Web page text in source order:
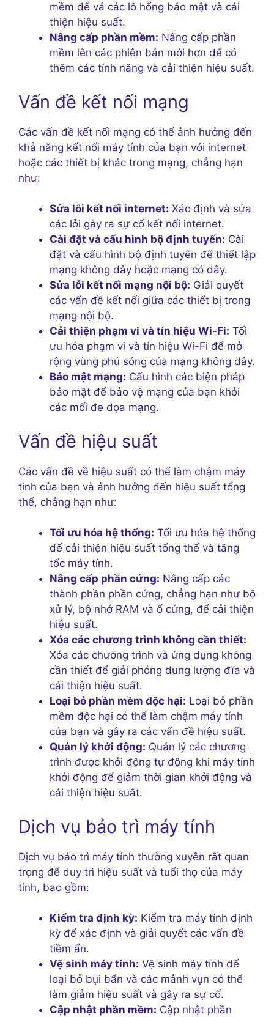
mềm để vá các lỗ hổng bảo mật và cải
thiện hiệu suất.
Nâng cấp phần mềm: Nâng cấp phần
mềm lên các phiên bản mới hơn để có
thêm các tính năng và cải thiện hiệu suất.
Vấn đề kết nối mạng
Các vấn đề kết nối mạng có thể ảnh hưởng đến
khả năng kết nối máy tính của bạn với internet
hoặc các thiết bị khác trong mạng, chẳng hạn
như:
Sửa lỗi kết nối internet: Xác định và sửa
các lỗi gây ra sự cố kết nối internet.
Cài đặt và cấu hình bộ định tuyến: Cài
đặt và cấu hình bộ định tuyến để thiết lập
mạng không dây hoặc mạng có dây.
Sửa lỗi kết nối mạng nội bộ: Giải quyết
các vấn đề kết nối giữa các thiết bị trong
mạng nội bộ.
Cải thiện phạm vi và tín hiệu Wi-Fi: Tối
ưu hóa phạm vi và tín hiệu Wi-Fi để mở
rộng vùng phủ sóng của mạng không dây.
Bảo mật mạng: Cấu hình các biện pháp
bảo mật để bảo vệ mạng của bạn khỏi
các mối đe dọa mạng.
Vấn đề hiệu suất
Các vấn đề về hiệu suất có thể làm chậm máy
tính của bạn và ảnh hưởng đến hiệu suất tổng
thể, chẳng hạn như:
Tối ưu hóa hệ thống: Tối ưu hóa hệ thống
để cải thiện hiệu suất tổng thể và tăng
tốc máy tính.
Nâng cấp phần cứng: Nâng cấp các
thành phần phần cứng, chẳng hạn như bộ
xử lý, bộ nhớ RAM và ổ cứng, để cải thiện
hiệu suất.
Xóa các chương trình không cần thiết:
Xóa các chương trình và ứng dụng không
cần thiết để giải phóng dung lượng đĩa và
cải thiện hiệu suất.
Loại bỏ phần mềm độc hại: Loại bỏ phần
mềm độc hại có thể làm chậm máy tính
của bạn và gây ra các vấn đề hiệu suất.
Quản lý khởi động: Quản lý các chương
trình được khởi động tự động khi máy tính
khởi động để giảm thời gian khởi động và
cải thiện hiệu suất.
Dịch vụ bảo trì máy tính
Dịch vụ bảo trì máy tính thường xuyên rất quan
trọng để duy trì hiệu suất và tuổi thọ của máy
tính, bao gồm:
Kiểm tra định kỳ: Kiểm tra máy tính định
kỳ để xác định và giải quyết các vấn đề
tiềm ẩn.
Vệ sinh máy tính: Vệ sinh máy tính để
loại bỏ bụi bẩn và các mảnh vụn có thể
làm giảm hiệu suất và gây ra sự cố.
Cập nhật phần mềm: Cập nhật phần